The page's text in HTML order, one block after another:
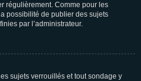
régulièrement. Comme pour les
possibilité de publier des sujets
par l’administrateur.
sujets verrouillés et tout sondage y